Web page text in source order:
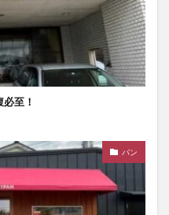
至！
パン